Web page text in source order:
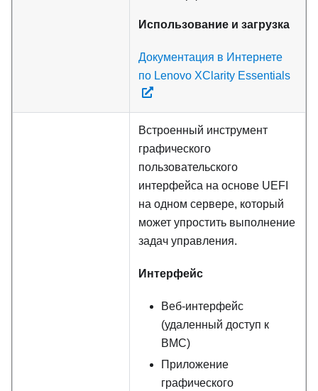
Использование и загрузка
Документация в Интернете
по Lenovo XClarity Essentials
Встроенный инструмент
графического
пользовательского
интерфейса на основе UEFI
на одном сервере, который
может упростить выполнение
задач управления.
Интерфейс
Веб-интерфейс
(удаленный доступ к
BMC)
Приложение
графического